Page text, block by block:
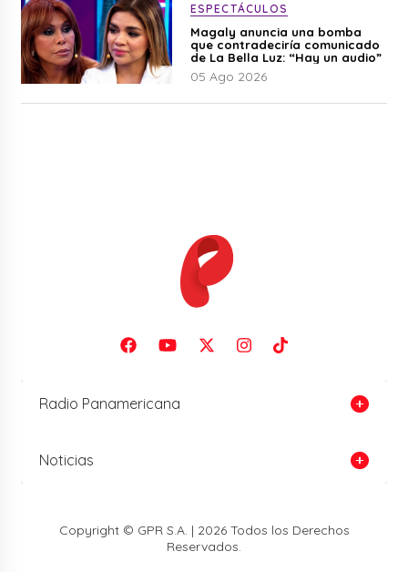
ESPECTÁCULOS
Magaly anuncia una bomba
que contradeciría comunicado
de La Bella Luz: “Hay un audio”
05 Ago 2026
Radio Panamericana
Noticias
Copyright © GPR S.A. | 2026 Todos los Derechos
Reservados.